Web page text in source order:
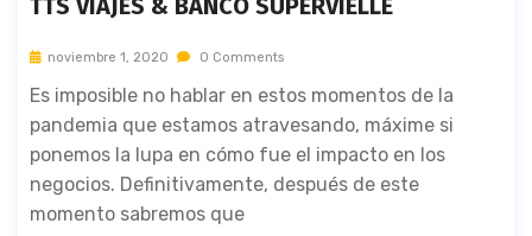
TTS VIAJES & BANCO SUPERVIELLE
noviembre 1, 2020 0 Comments
Es imposible no hablar en estos momentos de la
pandemia que estamos atravesando, máxime si
ponemos la lupa en cómo fue el impacto en los
negocios. Definitivamente, después de este
momento sabremos que